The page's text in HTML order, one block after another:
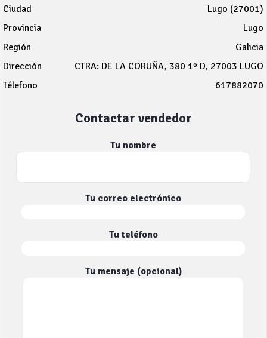
Ciudad
Lugo (27001)
Provincia
Lugo
Región
Galicia
Dirección
CTRA: DE LA CORUÑA, 380 1º D, 27003 LUGO
Télefono
617882070
Contactar vendedor
Tu nombre
Tu correo electrónico
Tu teléfono
Tu mensaje (opcional)